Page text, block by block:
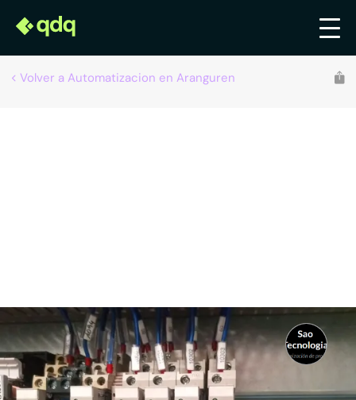
Volver a Automatizacion en Aranguren
Recomendado por qdq
Lizaur Sao Tecnología
Automatización